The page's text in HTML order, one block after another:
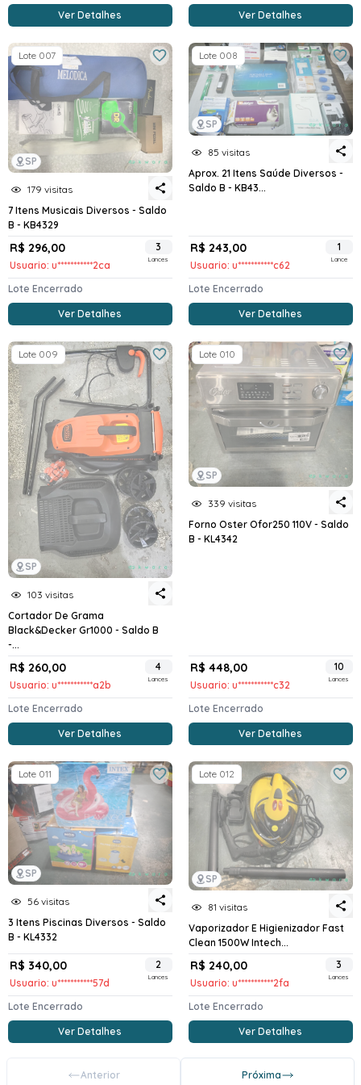
Ver Detalhes Ver Detalhes
SP
Lote 007
179 visitas
7 Itens Musicais Diversos - Saldo
B - KB4329
R$ 296,00
Usuario: u***********2ca
3
Lances
Lote Encerrado
Ver Detalhes
SP
Lote 008
85 visitas
Aprox. 21 Itens Saúde Diversos -
Saldo B - KB43...
R$ 243,00
Usuario: u***********c62
1
Lance
Lote Encerrado
Ver Detalhes
SP
Lote 009
103 visitas
Cortador De Grama
Black&Decker Gr1000 - Saldo B
-...
R$ 260,00
Usuario: u***********a2b
4
Lances
Lote Encerrado
Ver Detalhes
SP
Lote 010
339 visitas
Forno Oster Ofor250 110V - Saldo
B - KL4342
R$ 448,00
Usuario: u***********c32
10
Lances
Lote Encerrado
Ver Detalhes
SP
Lote 011
56 visitas
3 Itens Piscinas Diversos - Saldo
B - KL4332
R$ 340,00
Usuario: u***********57d
2
Lances
Lote Encerrado
Ver Detalhes
SP
Lote 012
81 visitas
Vaporizador E Higienizador Fast
Clean 1500W Intech...
R$ 240,00
Usuario: u***********2fa
3
Lances
Lote Encerrado
Ver Detalhes
Anterior Próxima